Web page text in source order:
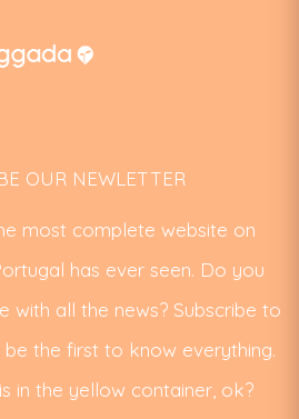
OUR NEWLETTER
most complete website on
has ever seen. Do you
with all the news? Subscribe to
be the first to know everything.
in the yellow container, ok?